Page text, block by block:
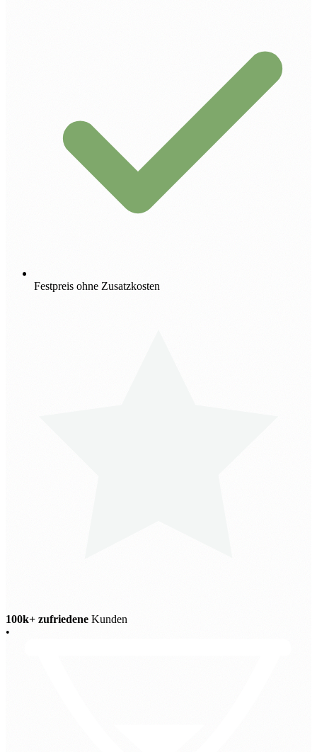
Festpreis ohne Zusatzkosten
100k+ zufriedene Kunden
•